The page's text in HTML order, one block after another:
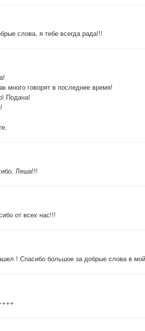
слова, я тебе всегда рада!!!
много говорят в последнее время!
Подача!
Леша!!!
от всех нас!!!
! Спасибо большое за добрые слова в